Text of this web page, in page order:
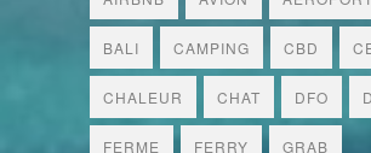
BALI CAMPING CBD
CHALEUR CHAT DFO
FERME FERRY GRAB